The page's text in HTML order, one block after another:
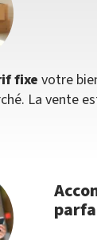
fixevotre
La vente